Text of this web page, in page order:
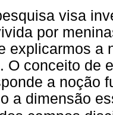
visa
por
explicarmos a
O conceito de
a noção
a dimensão